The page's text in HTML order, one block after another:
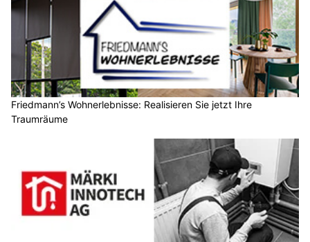
Friedmann’s Wohnerlebnisse: Realisieren Sie jetzt Ihre
Traumräume